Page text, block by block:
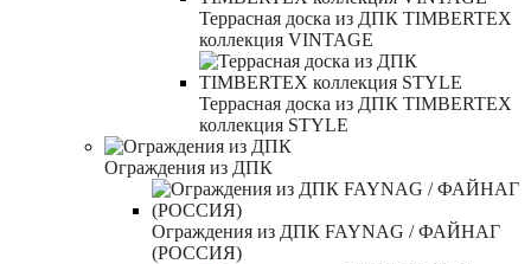
Террасная доска из ДПК TIMBERTEX
коллекция VINTAGE
Террасная доска из ДПК TIMBERTEX
коллекция STYLE
Ограждения из ДПК
Ограждения из ДПК FAYNAG / ФАЙНАГ
(РОССИЯ)